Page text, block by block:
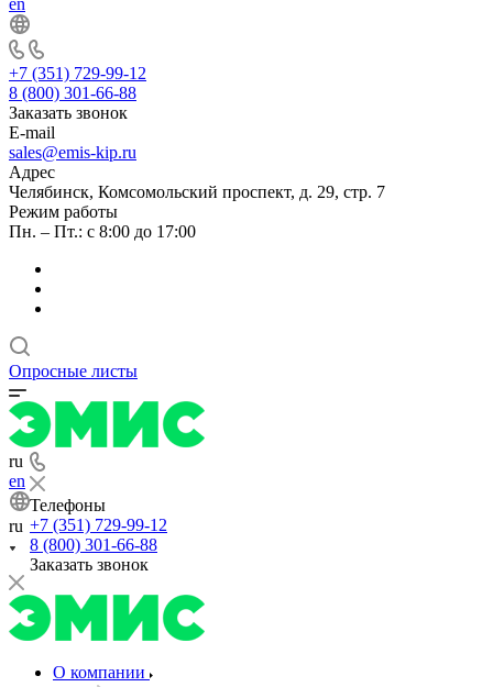
en
+7 (351) 729-99-12
8 (800) 301-66-88
Заказать звонок
E-mail
sales@emis-kip.ru
Адрес
Челябинск, Комсомольский проспект, д. 29, стр. 7
Режим работы
Пн. – Пт.: с 8:00 до 17:00
Опросные листы
ru
en
ru
Телефоны
+7 (351) 729-99-12
8 (800) 301-66-88
Заказать звонок
О компании